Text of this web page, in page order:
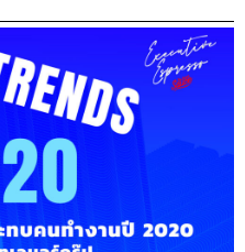
มมีครอบครัว ก็คิดอีกว่าถ้า
บาท เราไม่สามารถเลี้ยง
ต่อายุ 12 ปี ฉีดยาศพครั้ง
มที่เตี่ยเราเป็นฮีโร่ เฮ้ย
ยากลำบาก เตี่ยผมดุมาก
ลอดเวลา จนเรามาเริ่ม
น อดทน 3 คำที่แกบอก
กลายเป็นสุริยาไปตอนไหนก็